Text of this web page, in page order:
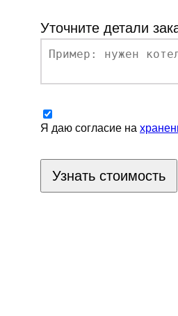
Уточните детали
Я даю согласие на
Узнать стоимость